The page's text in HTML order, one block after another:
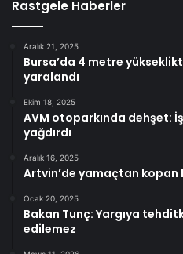
Rastgele Haberler
Aralık 21, 2025
Bursa’da 4 metre
yaralandı
Ekim 18, 2025
AVM otoparkında dehşet:
yağdırdı
Aralık 16, 2025
Artvin’de yamaçtan
Ocak 20, 2025
Bakan Tunç: Yargıya
edilemez